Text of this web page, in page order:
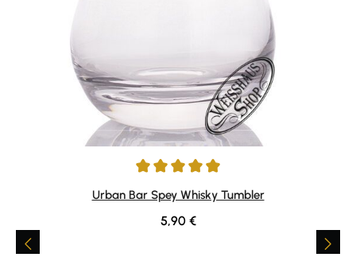
Average rating of 4.88 out of 5 stars
Urban Bar Spey Whisky Tumbler
Regular price:
5,90 €